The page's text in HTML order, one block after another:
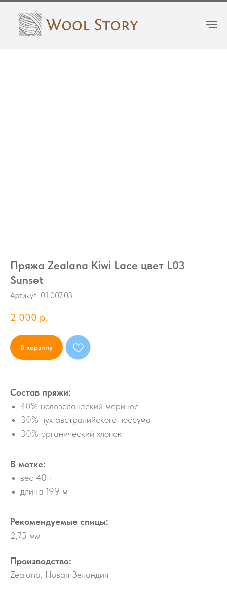
Пряжа Zealana Kiwi Lace цвет L03
Sunset
Артикул: 01.007.03
2 000 р.
В корзину
Состав пряжи:
40% новозеландский меринос
30% пух австралийского поссума
30% органический хлопок
В мотке:
вес 40 г
длина 199 м
Рекомендуемые спицы:
2,75 мм
Производство:
Zealana, Новая Зеландия